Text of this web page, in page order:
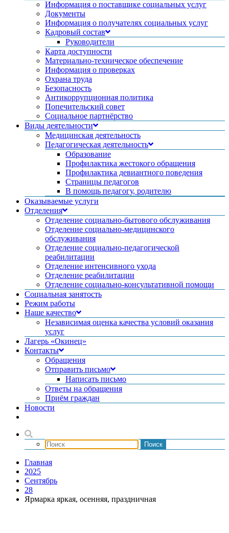
Информация о поставщике социальных услуг
Документы
Информация о получателях социальных услуг
Кадровый состав
Руководители
Карта доступности
Материально-техническое обеспечение
Информация о проверках
Охрана труда
Безопасность
Антикоррупционная политика
Попечительский совет
Социальное партнёрство
Виды деятельности
Медицинская деятельность
Педагогическая деятельность
Образование
Профилактика жестокого обращения
Профилактика девиантного поведения
Страницы педагогов
В помощь педагогу, родителю
Оказываемые услуги
Отделения
Отделение социально-бытового обслуживания
Отделение социально-медицинского
обслуживания
Отделение социально-педагогической
реабилитации
Отделение интенсивного ухода
Отделение реабилитации
Отделение социально-консультативной помощи
Социальная занятость
Режим работы
Наше качество
Независимая оценка качества условий оказания
услуг
Лагерь «Окинец»
Контакты
Обращения
Отправить письмо
Написать письмо
Ответы на обращения
Приём граждан
Новости
Главная
2025
Сентябрь
28
Ярмарка яркая, осенняя, праздничная